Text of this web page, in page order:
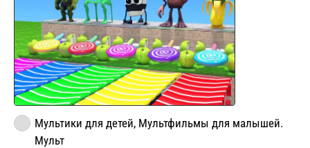
Мультики для детей, Мультфильмы для малышей.
Мульт